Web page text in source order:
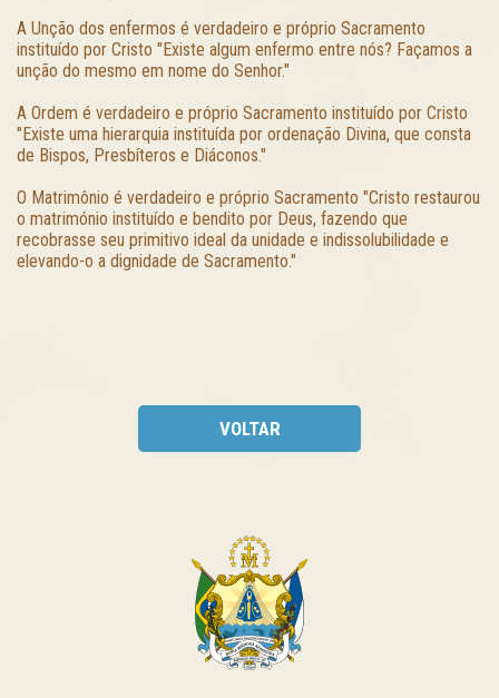
A Unção dos enfermos é verdadeiro e próprio Sacramento
instituído por Cristo "Existe algum enfermo entre nós? Façamos a
unção do mesmo em nome do Senhor."
A Ordem é verdadeiro e próprio Sacramento instituído por Cristo
"Existe uma hierarquia instituída por ordenação Divina, que consta
de Bispos, Presbíteros e Diáconos."
O Matrimônio é verdadeiro e próprio Sacramento "Cristo restaurou
o matrimónio instituído e bendito por Deus, fazendo que
recobrasse seu primitivo ideal da unidade e indissolubilidade e
elevando-o a dignidade de Sacramento."
VOLTAR